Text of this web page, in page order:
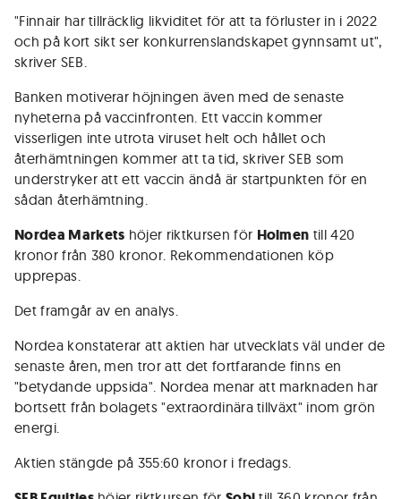
"Finnair har tillräcklig likviditet för att ta förluster in i 2022
och på kort sikt ser konkurrenslandskapet gynnsamt ut",
skriver SEB.
Banken motiverar höjningen även med de senaste
nyheterna på vaccinfronten. Ett vaccin kommer
visserligen inte utrota viruset helt och hållet och
återhämtningen kommer att ta tid, skriver SEB som
understryker att ett vaccin ändå är startpunkten för en
sådan återhämtning.
Nordea Markets höjer riktkursen för Holmen till 420
kronor från 380 kronor. Rekommendationen köp
upprepas.
Det framgår av en analys.
Nordea konstaterar att aktien har utvecklats väl under de
senaste åren, men tror att det fortfarande finns en
"betydande uppsida". Nordea menar att marknaden har
bortsett från bolagets "extraordinära tillväxt" inom grön
energi.
Aktien stängde på 355:60 kronor i fredags.